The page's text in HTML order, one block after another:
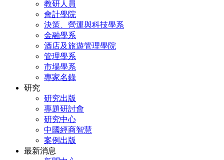
教研人員
會計學院
決策、營運與科技學系
金融學系
酒店及旅遊管理學院
管理學系
市場學系
專家名錄
研究
研究出版
專題研討會
研究中心
中國經商智慧
案例出版
最新消息